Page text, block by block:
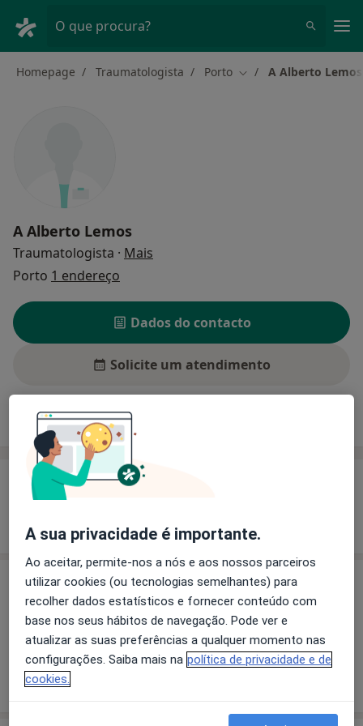
O que procura?
Homepage Traumatologista Porto Mudar de cidade
A Alberto Lemos
A Alberto Lemos
Traumatologista · Mais
Porto 1 endereço
Dados do contacto
Solicite um atendimento
Experiência Preços
Experiência
sobre a experiência
Preços
Sem informação sobre serviços e preços
Este especialista ainda não adicionou nenhuma
informação sobre serviços
A sua privacidade é importante.
Ao aceitar, permite-nos a nós e aos nossos parceiros
utilizar cookies (ou tecnologias semelhantes) para
recolher dados estatísticos e fornecer conteúdo com
base nos seus hábitos de navegação. Pode ver e
atualizar as suas preferências a qualquer momento nas
configurações. Saiba mais na política de privacidade e de
cookies.